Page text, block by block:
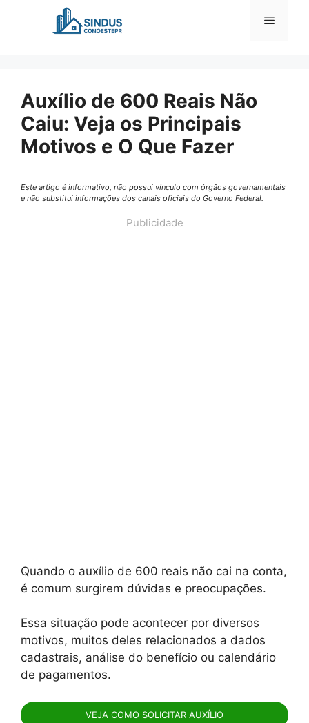
Menu
Auxílio de 600 Reais Não
Caiu: Veja os Principais
Motivos e O Que Fazer
Este artigo é informativo, não possui vínculo com órgãos governamentais
e não substitui informações dos canais oficiais do Governo Federal.
Publicidade
Quando o auxílio de 600 reais não cai na conta,
é comum surgirem dúvidas e preocupações.
Essa situação pode acontecer por diversos
motivos, muitos deles relacionados a dados
cadastrais, análise do benefício ou calendário
de pagamentos.
VEJA COMO SOLICITAR AUXÍLIO